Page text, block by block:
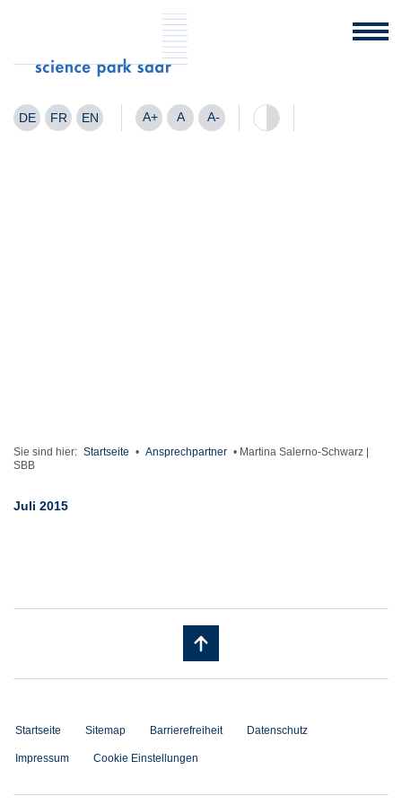
DE FR EN A+ A A-
Sie sind hier: Startseite • Ansprechpartner • Martina Salerno-Schwarz |
SBB
Juli 2015
Startseite Sitemap Barrierefreiheit Datenschutz
Impressum Cookie Einstellungen